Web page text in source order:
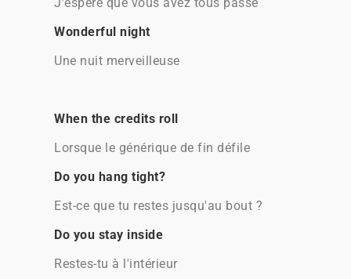
Wonderful night
Une nuit merveilleuse
When the credits roll
Lorsque le générique de fin défile
Do you hang tight?
Est-ce que tu restes jusqu'au bout ?
Do you stay inside
Restes-tu à l'intérieur